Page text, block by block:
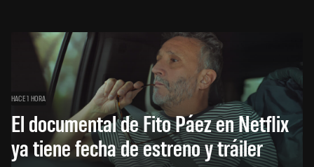
HACE 1 HORA
El documental de Fito Páez en Netflix
ya tiene fecha de estreno y tráiler